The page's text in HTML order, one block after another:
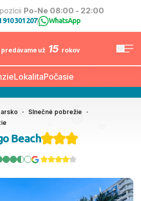
Po-Ne 08:00 - 22:00
910 301 207| WhatsApp
predávame už 15 rokov
LokalitaPočasie
Slnečné pobrežie
Beach